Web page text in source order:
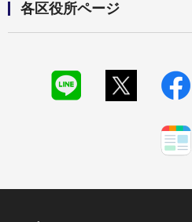
各区役所ページ